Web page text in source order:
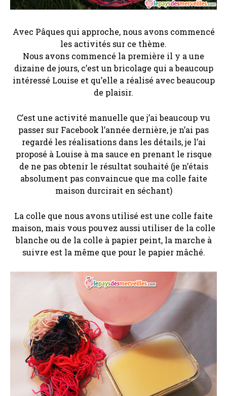
Avec Pâques qui approche, nous avons commencé
les activités sur ce thème.
Nous avons commencé la première il y a une
dizaine de jours, c’est un bricolage qui a beaucoup
intéressé Louise et qu’elle a réalisé avec beaucoup
de plaisir.
C’est une activité manuelle que j’ai beaucoup vu
passer sur Facebook l’année dernière, je n’ai pas
regardé les réalisations dans les détails, je l’ai
proposé à Louise à ma sauce en prenant le risque
de ne pas obtenir le résultat souhaité (je n’étais
absolument pas convaincue que ma colle faite
maison durcirait en séchant)
La colle que nous avons utilisé est une colle faite
maison, mais vous pouvez aussi utiliser de la colle
blanche ou de la colle à papier peint, la marche à
suivre est la même que pour le papier mâché.